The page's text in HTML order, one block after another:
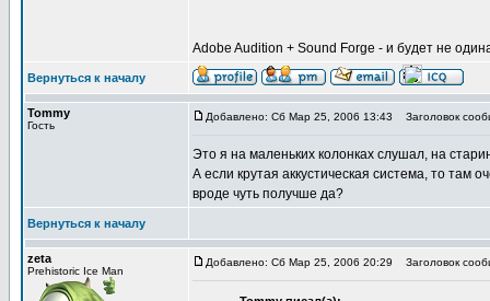
Adobe Audition + Sound Forge - и будет не
Вернуться к началу
Tommy
Гость
Добавлено: Сб Мар 25, 2006 13:43 Заголовок
Это я на маленьких колонках слушал, на
А если крутая аккустическая система, то там
вроде чуть получше да?
Вернуться к началу
zeta
Prehistoric Ice Man
Добавлено: Сб Мар 25, 2006 20:29 Заголовок